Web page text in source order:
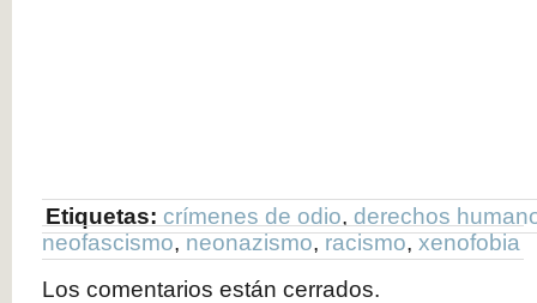
Etiquetas: crímenes de odio, derechos
neofascismo, neonazismo, racismo, xenofobia
Los comentarios están cerrados.